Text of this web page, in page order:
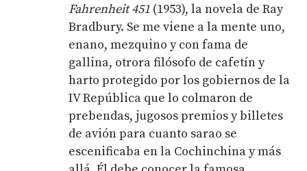
Fahrenheit 451 (1953), la novela de Ray
Bradbury. Se me viene a la mente uno,
enano, mezquino y con fama de
gallina, otrora filósofo de cafetín y
harto protegido por los gobiernos de la
IV República que lo colmaron de
prebendas, jugosos premios y billetes
de avión para cuanto sarao se
escenificaba en la Cochinchina y más